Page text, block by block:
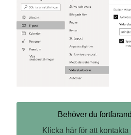
Behöver du
Klicka här för att